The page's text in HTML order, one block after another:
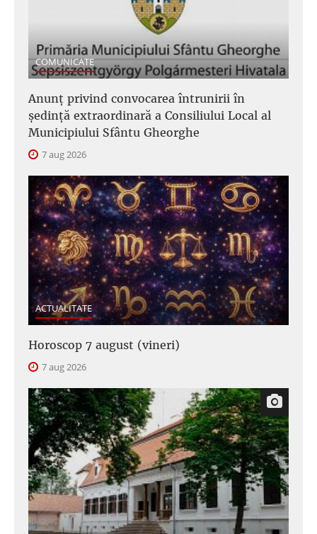
COMUNICATE
Anunţ privind convocarea întrunirii în
şedinţă extraordinară a Consiliului Local al
Municipiului Sfântu Gheorghe
7 aug 2026
ACTUALITATE
Horoscop 7 august (vineri)
7 aug 2026